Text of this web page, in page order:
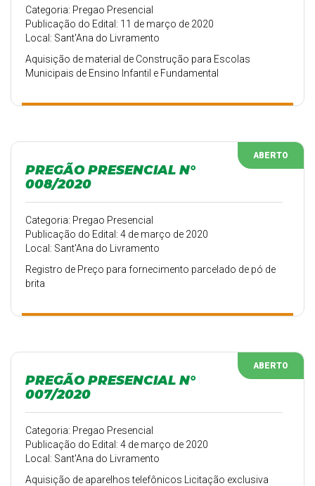
Categoria: Pregao Presencial
Publicação do Edital: 11 de março de 2020
Local: Sant'Ana do Livramento
Aquisição de material de Construção para Escolas
Municipais de Ensino Infantil e Fundamental
ABERTO
PREGÃO PRESENCIAL N°
008/2020
Categoria: Pregao Presencial
Publicação do Edital: 4 de março de 2020
Local: Sant'Ana do Livramento
Registro de Preço para fornecimento parcelado de pó de
brita
ABERTO
PREGÃO PRESENCIAL N°
007/2020
Categoria: Pregao Presencial
Publicação do Edital: 4 de março de 2020
Local: Sant'Ana do Livramento
Aquisição de aparelhos telefônicos Licitação exclusiva